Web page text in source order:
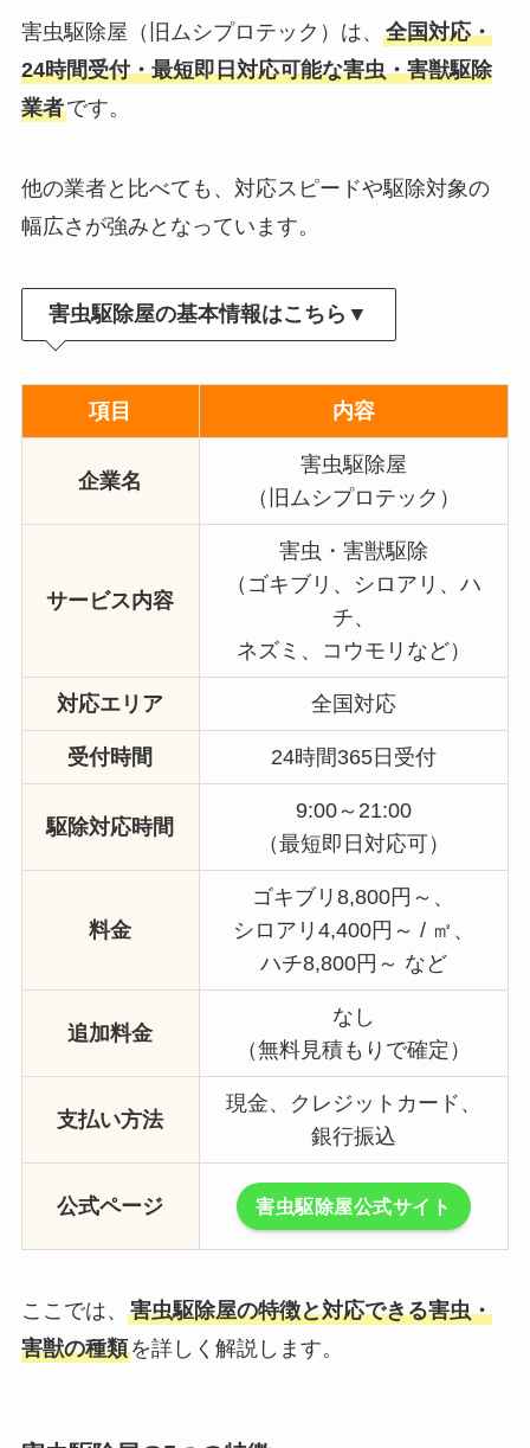
害虫駆除屋（旧ムシプロテック）は、 全国対応・
24時間受付・最短即日対応可能な害虫・害獣駆除
業者です。
他の業者と比べても、対応スピードや駆除対象の
幅広さが強みとなっています。
害虫駆除屋の基本情報はこちら▼
項目 内容
企業名
害虫駆除屋
（旧ムシプロテック）
サービス内容
害虫・害獣駆除
（ゴキブリ、シロアリ、ハ
チ、
ネズミ、コウモリなど）
対応エリア 全国対応
受付時間 24時間365日受付
駆除対応時間
9:00～21:00
（最短即日対応可）
料金
ゴキブリ8,800円～、
シロアリ4,400円～ / ㎡、
ハチ8,800円～ など
追加料金
なし
（無料見積もりで確定）
支払い方法
現金、クレジットカード、
銀行振込
公式ページ 害虫駆除屋公式サイト
ここでは、 害虫駆除屋の特徴と対応できる害虫・
害獣の種類を詳しく解説します。